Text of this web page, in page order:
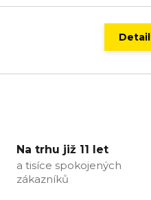
Detail
Na trhu již 11 let
a tisíce spokojených
zákazníků